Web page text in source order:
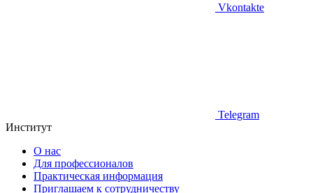
Vkontakte
Telegram
Институт
О нас
Для профессионалов
Практическая информация
Приглашаем к сотрудничеству